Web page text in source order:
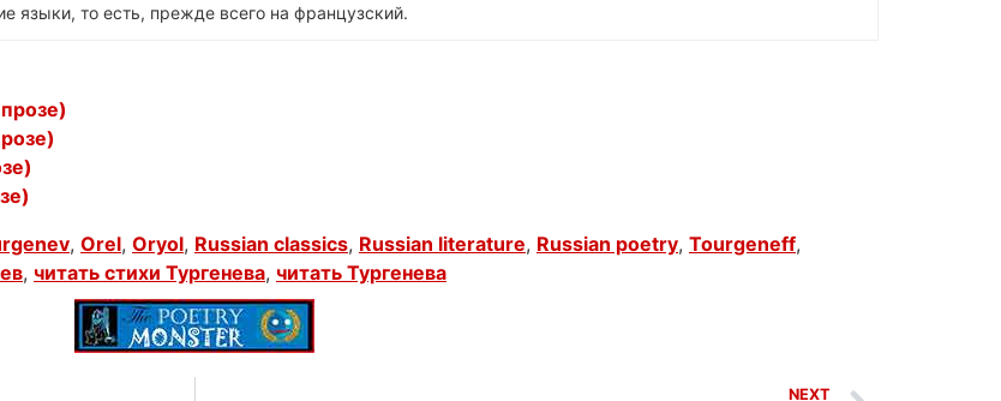
языки, то есть, прежде всего на французский.
, Orel, Oryol, Russian classics, Russian literature, Russian poetry, Tourgeneff,
, читать стихи Тургенева, читать Тургенева
NEXT